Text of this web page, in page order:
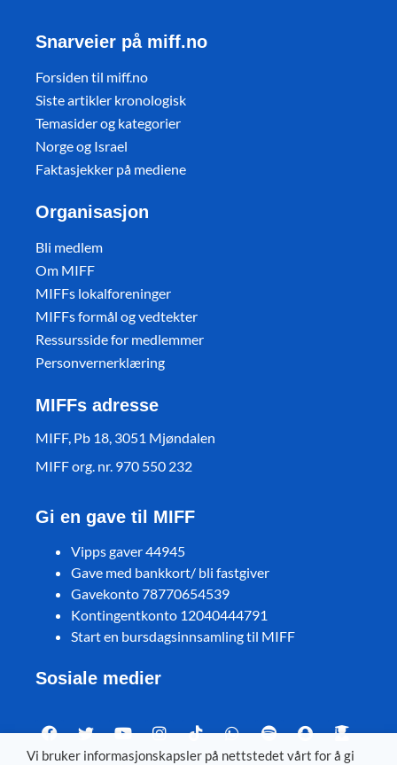
Snarveier på miff.no
Forsiden til miff.no
Siste artikler kronologisk
Temasider og kategorier
Norge og Israel
Faktasjekker på mediene
Organisasjon
Bli medlem
Om MIFF
MIFFs lokalforeninger
MIFFs formål og vedtekter
Ressursside for medlemmer
Personvernerklæring
MIFFs adresse
MIFF, Pb 18, 3051 Mjøndalen
MIFF org. nr. 970 550 232
Gi en gave til MIFF
Vipps gaver 44945
Gave med bankkort/ bli fastgiver
Gavekonto 78770654539
Kontingentkonto 12040444791
Start en bursdagsinnsamling til MIFF
Sosiale medier
Vi bruker informasjonskapsler på nettstedet vårt for å gi